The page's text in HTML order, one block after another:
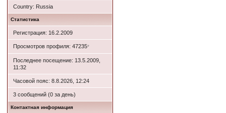
Country: Russia
Статистика
Регистрация: 16.2.2009
Просмотров профиля: 47235*
Последнее посещение: 13.5.2009,
11:32
Часовой пояс: 8.8.2026, 12:24
3 сообщений (0 за день)
Контактная информация